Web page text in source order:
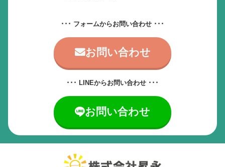
･･･ フォームからお問い合わせ ･･･
お問い合わせ
･･･ LINEからお問い合わせ ･･･
お問い合わせ
サービスお問い合わせ先